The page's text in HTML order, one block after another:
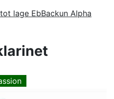
lage EbBackun Alpha